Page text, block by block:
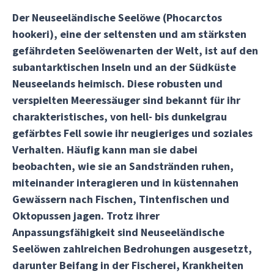
Der Neuseeländische Seelöwe (Phocarctos
hookeri), eine der seltensten und am stärksten
gefährdeten Seelöwenarten der Welt, ist auf den
subantarktischen Inseln und an der Südküste
Neuseelands heimisch. Diese robusten und
verspielten Meeressäuger sind bekannt für ihr
charakteristisches, von hell- bis dunkelgrau
gefärbtes Fell sowie ihr neugieriges und soziales
Verhalten. Häufig kann man sie dabei
beobachten, wie sie an Sandstränden ruhen,
miteinander interagieren und in küstennahen
Gewässern nach Fischen, Tintenfischen und
Oktopussen jagen. Trotz ihrer
Anpassungsfähigkeit sind Neuseeländische
Seelöwen zahlreichen Bedrohungen ausgesetzt,
darunter Beifang in der Fischerei, Krankheiten